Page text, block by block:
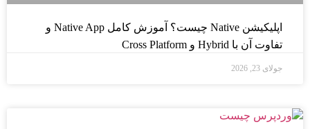
اپلیکیشن Native چیست؟ آموزش کامل Native App و
تفاوت آن با Hybrid و Cross Platform
جولای 23, 2026